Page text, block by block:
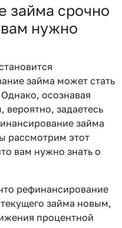
займа срочно
вам нужно
займа может стать
осознавая
вероятно, задаетесь
займа
рассмотрим этот
вам нужно знать о
рефинансирование
займа новым,
процентной